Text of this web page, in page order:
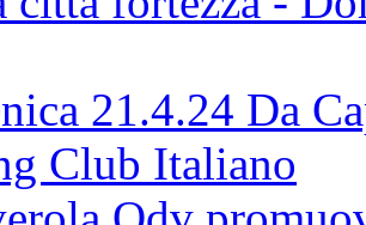
21.4.24 Da
Club Italiano